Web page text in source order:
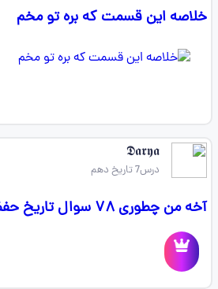
خلاصه این قسمت که بره تو مخم
𝕯𝖆𝖗𝖞𝖆
درس7 تاریخ دهم
آخه من چطوری ۷۸ سوال تاریخ حفظ کنم 🙂؟؟